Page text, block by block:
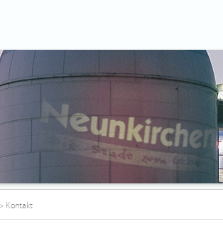
Kontakt